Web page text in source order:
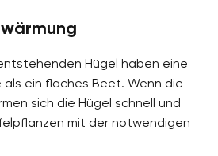
Hügel haben eine
ein flaches Beet. Wenn die
sich die Hügel schnell und
mit der notwendigen